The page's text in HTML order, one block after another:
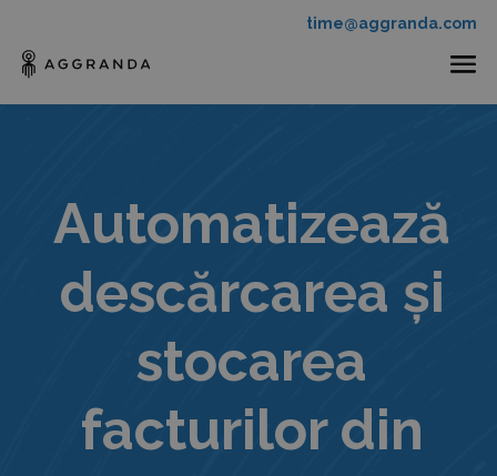
time@aggranda.com
Automatizează
descărcarea și
stocarea
facturilor din